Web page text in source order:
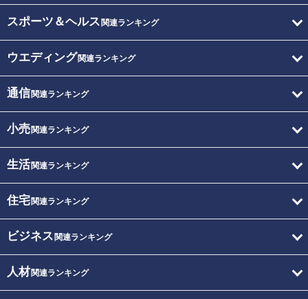
スポーツ＆ヘルス 関連ランキング
ウエディング関連ランキング
通信関連ランキング
小売関連ランキング
生活関連ランキング
住宅関連ランキング
ビジネス 関連ランキング
人材関連ランキング